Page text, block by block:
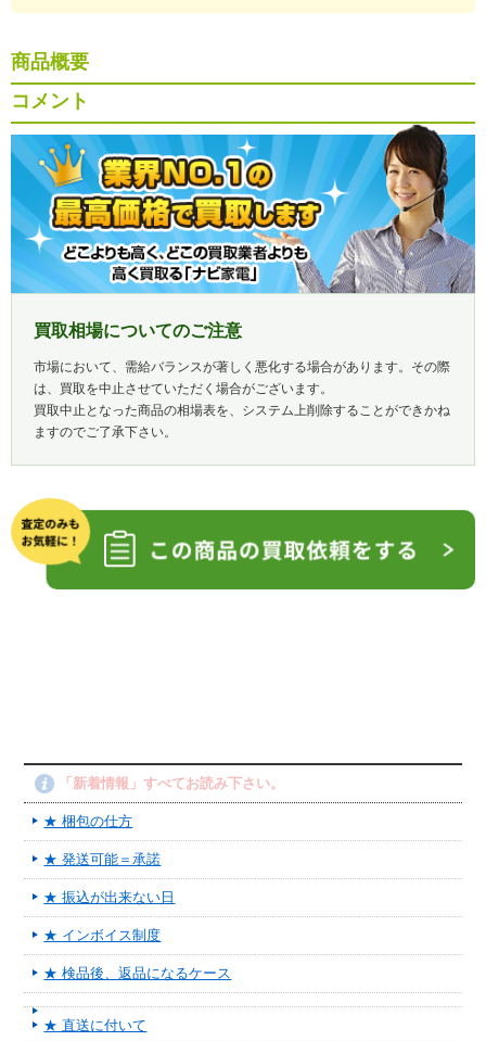
商品概要
コメント
買取相場についてのご注意
市場において、需給バランスが著しく悪化する場合があります。その際
は、買取を中止させていただく場合がございます。
買取中止となった商品の相場表を、システム上削除することができかね
ますのでご了承下さい。
「新着情報」すべてお読み下さい。
★ 梱包の仕方
★ 発送可能＝承諾
★ 振込が出来ない日
★ インボイス制度
★ 検品後、返品になるケース
★ 直送に付いて